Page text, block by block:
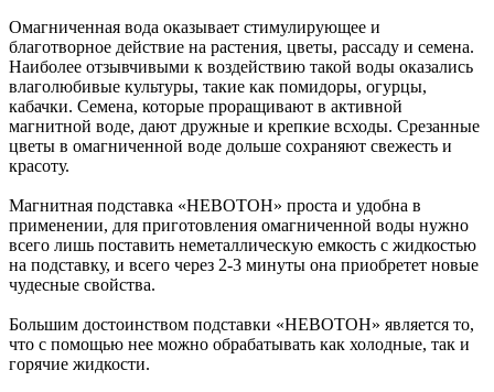
Омагниченная вода оказывает стимулирующее и
благотворное действие на растения, цветы, рассаду и семена.
Наиболее отзывчивыми к воздействию такой воды оказались
влаголюбивые культуры, такие как помидоры, огурцы,
кабачки. Семена, которые проращивают в активной
магнитной воде, дают дружные и крепкие всходы. Срезанные
цветы в омагниченной воде дольше сохраняют свежесть и
красоту.
Магнитная подставка «НЕВОТОН» проста и удобна в
применении, для приготовления омагниченной воды нужно
всего лишь поставить неметаллическую емкость с жидкостью
на подставку, и всего через 2-3 минуты она приобретет новые
чудесные свойства.
Большим достоинством подставки «НЕВОТОН» является то,
что с помощью нее можно обрабатывать как холодные, так и
горячие жидкости.